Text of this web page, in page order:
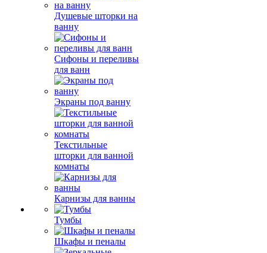
Душевые шторки на
ванну
Сифоны и переливы
для ванн
Экраны под ванну
Текстильные
шторки для ванной
комнаты
Карнизы для ванны
Тумбы
Шкафы и пеналы